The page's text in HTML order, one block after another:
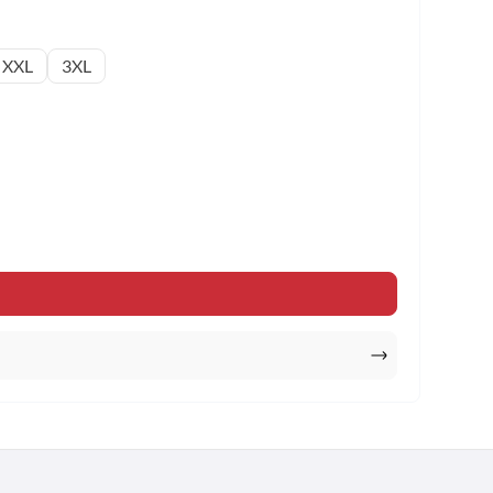
um die Anzahl zu erhöhen oder zu
XXL 3XL
benutze die Schaltflächen um die